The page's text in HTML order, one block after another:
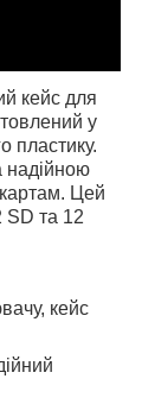
кейс для
у
пластику.
надійною
Цей
SD та 12
кейс